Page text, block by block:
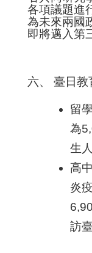
各項議題進
為未來兩國
即將邁入第
六、 臺日教
留
為
生
高
炎
訪臺